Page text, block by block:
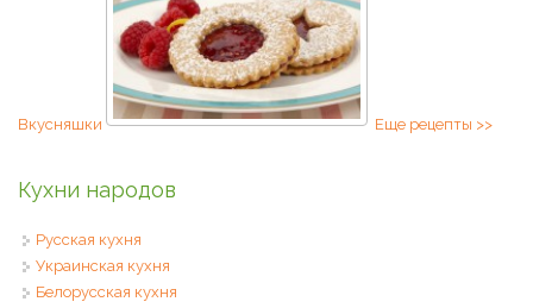
Вкусняшки Еще рецепты >>
Кухни народов
Русская кухня
Украинская кухня
Белорусская кухня